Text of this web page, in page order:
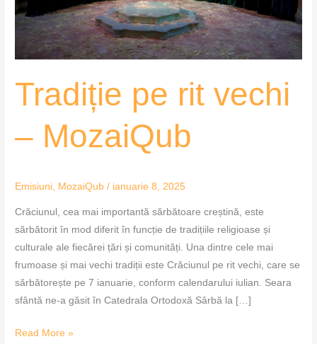
Tradiție pe rit vechi
– MozaiQub
Emisiuni, MozaiQub / ianuarie 8, 2025
Crăciunul, cea mai importantă sărbătoare creștină, este
sărbătorit în mod diferit în funcție de tradițiile religioase și
culturale ale fiecărei țări și comunități. Una dintre cele mai
frumoase și mai vechi tradiții este Crăciunul pe rit vechi, care se
sărbătorește pe 7 ianuarie, conform calendarului iulian. Seara
sfântă ne-a găsit în Catedrala Ortodoxă Sârbă la […]
Read More »